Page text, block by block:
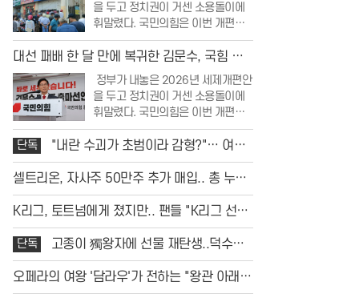
을 두고 정치권이 거센 소용돌이에
휘말렸다. 국민의힘은 이번 개편안
이 공정과세라는 허울을 썼을 뿐, 실
상은 국민의 재산을 무분별하게 뺏
어가는 조세 강탈에 불과하다며 강
력한 비판의 목소리를 높였다. 특히
부동산 보유세 인상과 저출생 대응
세액공제 폐지 등 민생과 직결된 항
목들이
대선 패배 한 달 만에 복귀한 김문수, 국힘 당
권 노린다
정부가 내놓은 2026년 세제개편안
을 두고 정치권이 거센 소용돌이에
휘말렸다. 국민의힘은 이번 개편안
이 공정과세라는 허울을 썼을 뿐, 실
상은 국민의 재산을 무분별하게 뺏
어가는 조세 강탈에 불과하다며 강
력한 비판의 목소리를 높였다. 특히
부동산 보유세 인상과 저출생 대응
세액공제 폐지 등 민생과 직결된 항
목들이
단독
사법부와 '전면전' 선포
셀트리온, 자사주 50만주 추가 매입.. 총 누적
2500억
K리그, 토트넘에게 졌지만.. 팬들 "K리그 선수
의 매력 알게 됐다"
단독
전시
오페라의 여왕 '담라우'가 전하는 "왕관 아래
영혼과 아픔"